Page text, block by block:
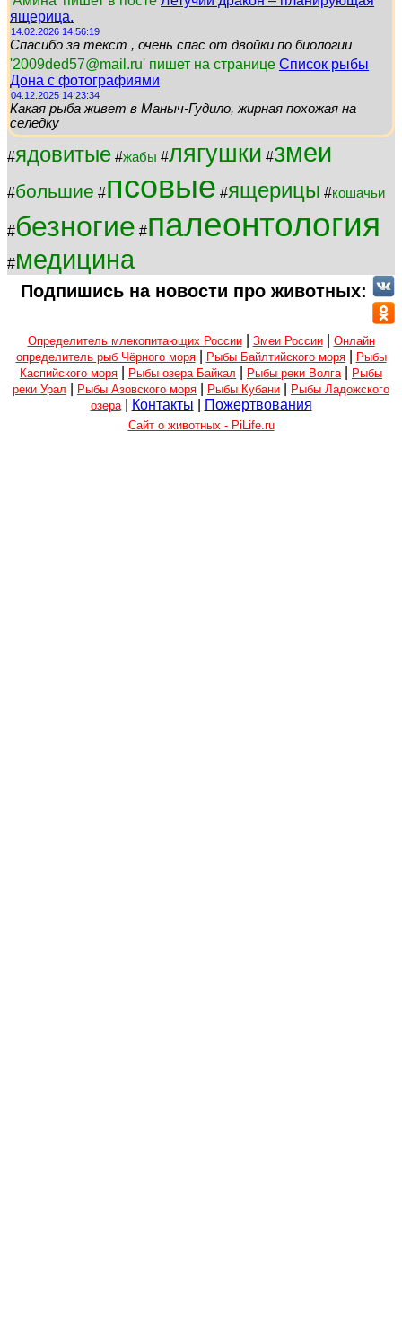
ящерица.
14.02.2026 14:56:19
Спасибо за текст , очень спас от двойки по биологии
'2009ded57@mail.ru' пишет на странице Список рыбы
Дона с фотографиями
04.12.2025 14:23:34
Какая рыба живет в Маныч-Гудило, жирная похожая на
селедку
#ядовитые #жабы #лягушки #змеи
#большие #псовые #ящерицы #кошачьи
#безногие #палеонтология
#медицина
Подпишись на новости про животных:
Определитель млекопитающих России| Змеи России| Онлайн
определитель рыб Чёрного моря| Рыбы Байлтийского моря|
Рыбы
Каспийского моря
Рыбы озера Байкал Рыбы реки Волга
Рыбы
реки Урал
Рыбы Азовского моря Рыбы Кубани
Рыбы Ладожского
озера| Контакты Пожертвования
Сайт о животных - PiLife.ru